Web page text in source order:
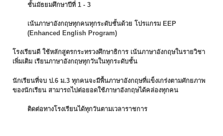
ชั้นมัธยมศึกษาปีที่ 1 - 3
เน้นภาษาอังกฤษทุกคนทุกระดับชั้นด้วย โปรแกรม EEP
(Enhanced English Program)
โรงเรียนดี ใช้หลักสูตรกระทรวงศึกษาธิการ เน้นภาษาอังกฤษในรายวิชา
เพิ่มเติม เรียนภาษาอังกฤษทุกวันในทุกระดับชั้น
นักเรียนที่จบ ป.6 ม.3 ทุกคนจะมีพื้นภาษาอังกฤษที่แข็งเกร่งตามศักยภาพ
ของนักเรียน สามารถไปต่อยอดใช้ภาษาอังกฤษได้คล่องทุกคน
ติดต่อทางโรงเรียนได้ทุกวันตามเวลาราชการ